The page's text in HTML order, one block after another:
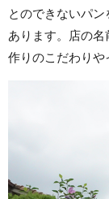
とのできないパ
あります。店の
作りのこだわりや